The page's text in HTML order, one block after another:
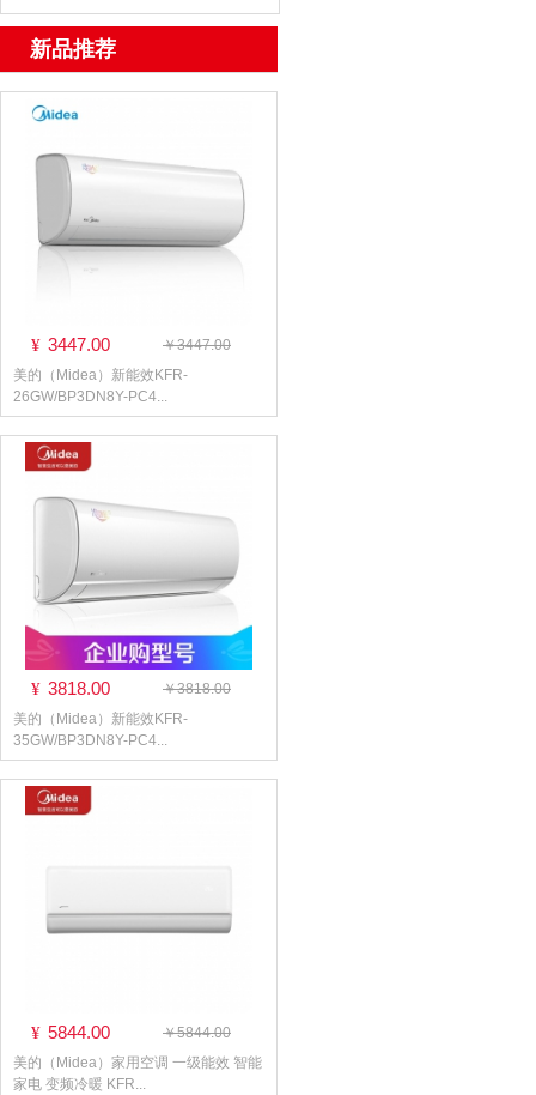
新品推荐
¥ 3447.00
￥3447.00
美的（Midea）新能效KFR-
26GW/BP3DN8Y-PC4...
¥ 3818.00
￥3818.00
美的（Midea）新能效KFR-
35GW/BP3DN8Y-PC4...
¥ 5844.00
￥5844.00
美的（Midea）家用空调 一级能效 智能
家电 变频冷暖 KFR...